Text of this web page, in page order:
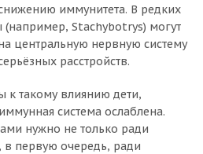
иммунитета. В редких
(например, Stachybotrys) могут
центральную нервную систему
расстройств.
такому влиянию дети,
система ослаблена.
нужно не только ради
в первую очередь, ради